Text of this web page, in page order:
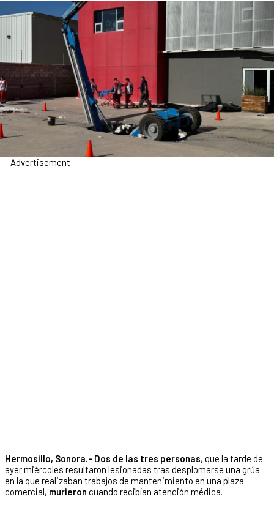
- Advertisement -
Hermosillo, Sonora.- Dos de las tres personas, que la tarde de
ayer miércoles resultaron lesionadas tras desplomarse una grúa
en la que realizaban trabajos de mantenimiento en una plaza
comercial, murieron cuando recibían atención médica.